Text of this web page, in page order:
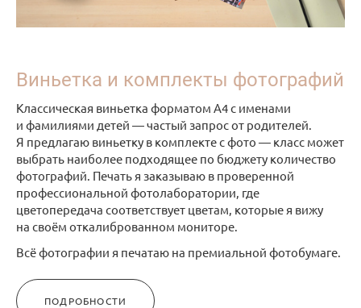
Виньетка и комплекты фотографий
Классическая виньетка форматом А4 с именами
и фамилиями детей — частый запрос от родителей.
Я предлагаю виньетку в комплекте с фото — класс может
выбрать наиболее подходящее по бюджету количество
фотографий. Печать я заказываю в проверенной
профессиональной фотолаборатории, где
цветопередача соответствует цветам, которые я вижу
на своём откалиброванном мониторе.
Всё фотографии я печатаю на премиальной фотобумаге.
ПОДРОБНОСТИ